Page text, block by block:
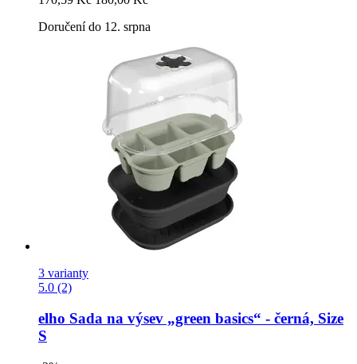
Doručení do 12. srpna
3 varianty
5.0 (2)
elho Sada na výsev „green basics“ -​ černá, Size
S